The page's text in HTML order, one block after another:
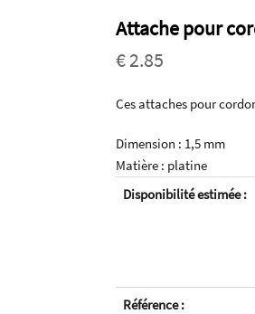
Attache pour
€ 2.85
Ces attaches pour
Dimension : 1,5 mm
Matière : platine
Disponibilité estimée :
Référence :